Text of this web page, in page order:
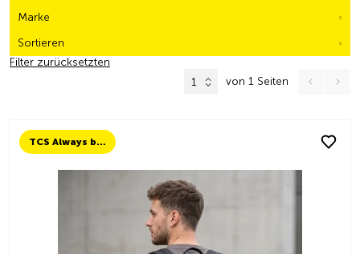
Marke
Sortieren
Filter zurücksetzten
1
von 1 Seiten
TCS Always by my side